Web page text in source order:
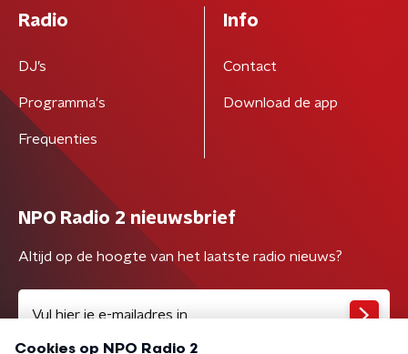
Radio
DJ’s
Programma's
Frequenties
Info
Contact
Download de app
NPO Radio 2 nieuwsbrief
Altijd op de hoogte van het laatste radio nieuws?